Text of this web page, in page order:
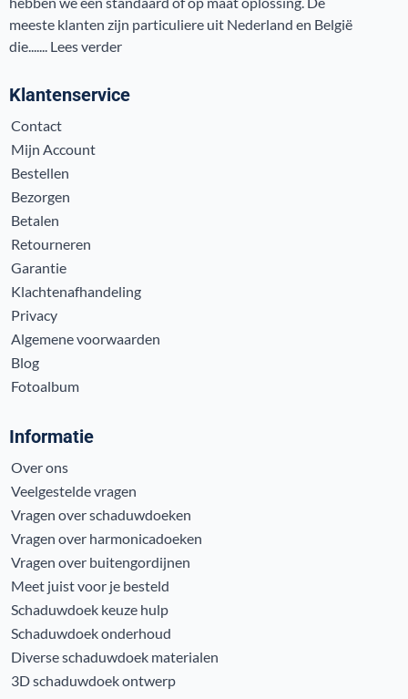
meeste klanten zijn particuliere uit Nederland en België
die....... Lees verder
Klantenservice
Contact
Mijn Account
Bestellen
Bezorgen
Betalen
Retourneren
Garantie
Klachtenafhandeling
Privacy
Algemene voorwaarden
Blog
Fotoalbum
Informatie
Over ons
Veelgestelde vragen
Vragen over schaduwdoeken
Vragen over harmonicadoeken
Vragen over buitengordijnen
Meet juist voor je besteld
Schaduwdoek keuze hulp
Schaduwdoek onderhoud
Diverse schaduwdoek materialen
3D schaduwdoek ontwerp